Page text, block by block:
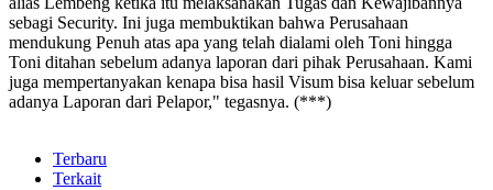
sebagi Security. Ini juga membuktikan bahwa Perusahaan
mendukung Penuh atas apa yang telah dialami oleh Toni hingga
Toni ditahan sebelum adanya laporan dari pihak Perusahaan. Kami
juga mempertanyakan kenapa bisa hasil Visum bisa keluar sebelum
adanya Laporan dari Pelapor," tegasnya. (***)
Terbaru
Terkait